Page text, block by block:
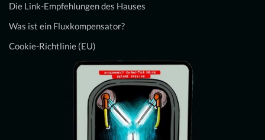
Die Link-Empfehlungen des Hauses
Was ist ein Fluxkompensator?
Cookie-Richtlinie (EU)